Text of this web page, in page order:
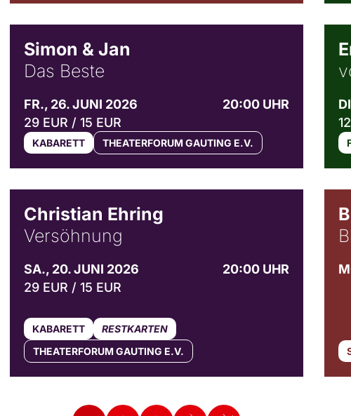
Simon & Jan
Das Beste
FR., 26. JUNI 2026
20:00 UHR
29 EUR / 15 EUR
KABARETT THEATERFORUM GAUTING E.V.
Christian Ehring
Versöhnung
SA., 20. JUNI 2026
20:00 UHR
29 EUR / 15 EUR
KABARETT
RESTKARTEN
THEATERFORUM GAUTING E.V.